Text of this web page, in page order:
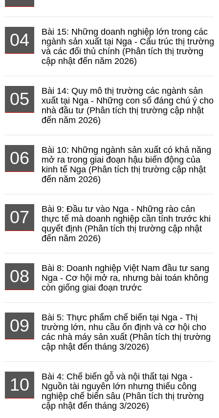
04
Bài 15: Những doanh nghiệp lớn trong các
ngành sản xuất tại Nga - Cấu trúc thị trường
và các đối thủ chính (Phân tích thị trường
cập nhật đến năm 2026)
05
Bài 14: Quy mô thị trường các ngành sản
xuất tại Nga - Những con số đáng chú ý cho
nhà đầu tư (Phân tích thị trường cập nhật
đến năm 2026)
06
Bài 10: Những ngành sản xuất có khả năng
mở ra trong giai đoạn hậu biến động của
kinh tế Nga (Phân tích thị trường cập nhật
đến năm 2026)
07
Bài 9: Đầu tư vào Nga - Những rào cản
thực tế mà doanh nghiệp cần tính trước khi
quyết định (Phân tích thị trường cập nhật
đến năm 2026)
08
Bài 8: Doanh nghiệp Việt Nam đầu tư sang
Nga - Cơ hội mở ra, nhưng bài toán không
còn giống giai đoạn trước
09
Bài 5: Thực phẩm chế biến tại Nga - Thị
trường lớn, nhu cầu ổn định và cơ hội cho
các nhà máy sản xuất (Phân tích thị trường
cập nhật đến tháng 3/2026)
10
Bài 4: Chế biến gỗ và nội thất tại Nga -
Nguồn tài nguyên lớn nhưng thiếu công
nghiệp chế biến sâu (Phân tích thị trường
cập nhật đến tháng 3/2026)